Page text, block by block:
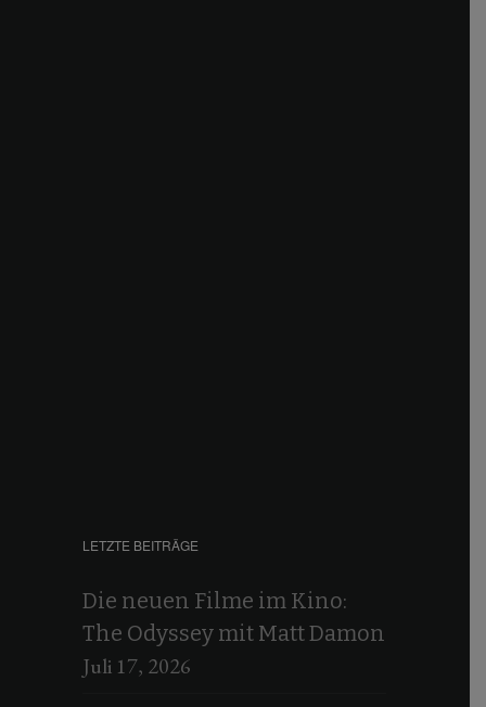
LETZTE BEITRÄGE
Die neuen Filme im Kino:
The Odyssey mit Matt Damon
Juli 17, 2026